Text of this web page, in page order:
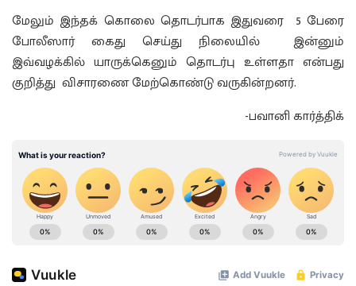
மேலும் இந்தக் கொலை தொடர்பாக இதுவரை 5 பேரை
போலீஸார் கைது செய்து நிலையில் இன்னும்
இவ்வழக்கில் யாருக்கெனும் தொடர்பு உள்ளதா என்பது
குறித்து விசாரணை மேற்கொண்டு வருகின்றனர்.
-பவானி கார்த்திக்